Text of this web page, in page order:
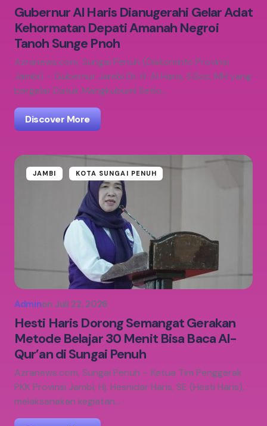
Gubernur Al Haris Dianugerahi Gelar Adat
Kehormatan Depati Amanah Negroi
Tanoh Sunge Pnoh
Azranews.com, Sungai Penuh (Diskominfo Provinsi
Jambi) – Gubernur Jambi Dr. H. Al Haris, S.Sos, MH yang
bergelar Datuk Mangkubumi Setio…
Discover More
JAMBI KOTA SUNGAI PENUH
Adminon Juli 22, 2026
Hesti Haris Dorong Semangat Gerakan
Metode Belajar 30 Menit Bisa Baca Al-
Qur’an di Sungai Penuh
Azranews.com, Sungai Penuh – Ketua Tim Penggerak
PKK Provinsi Jambi, Hj. Hesnidar Haris, SE (Hesti Haris),
melaksanakan kegiatan…